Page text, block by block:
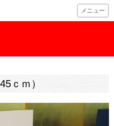
ひな人形・五
メニュー
ｃｍ）